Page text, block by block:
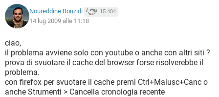
Noureddine Bouzidi 15.404
14 lug 2009 alle 11:18
ciao,
il problema avviene solo con youtube o anche con altri siti ?
prova di svuotare il cache del browser forse risolverebbe il
problema.
con firefox per svuotare il cache premi Ctrl+Maiusc+Canc o
anche Strumenti > Cancella cronologia recente